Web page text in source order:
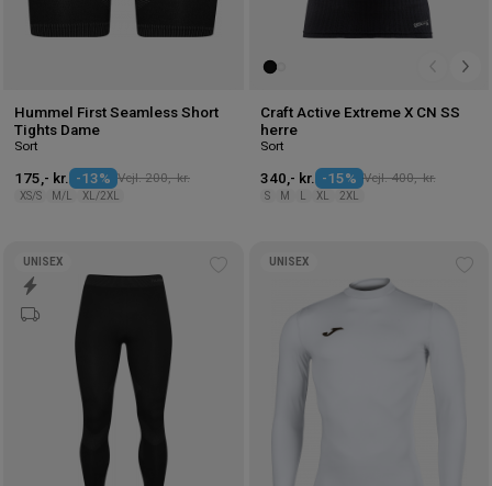
Hummel First Seamless Short
Tights Dame
Sort
175,- kr. -13% Vejl. 200,- kr.
XS/S M/L XL/2XL
Craft Active Extreme X CN SS
herre
Sort
340,- kr. -15% Vejl. 400,- kr.
S M XL 2XL
UNISEX UNISEX